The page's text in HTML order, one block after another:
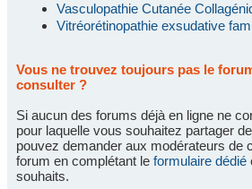
Vasculopathie Cutanée
Vitréorétinopathie exsudative
Vous ne trouvez toujours pas le
consulter ?
Si aucun des forums déjà en ligne ne
pour laquelle vous souhaitez partager
pouvez demander aux modérateurs de
forum en complétant le formulaire dédié
souhaits.